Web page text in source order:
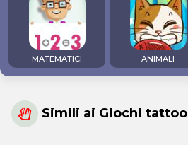
MATEMATICI ANIMALI
Simili ai Giochi tattoo